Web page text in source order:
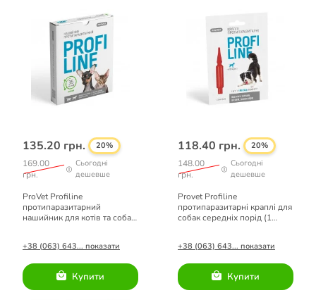
135.20 грн. 20%
169.00
грн.
Сьогодні
дешевше
ProVet Profiline
протипаразитарний
нашийник для котів та собак
+38 (063) 643... показати
Купити
118.40 грн. 20%
148.00
грн.
Сьогодні
дешевше
Provet Profiline
протипаразитарні краплі для
собак середніх порід (1
+38 (063) 643... показати
Купити